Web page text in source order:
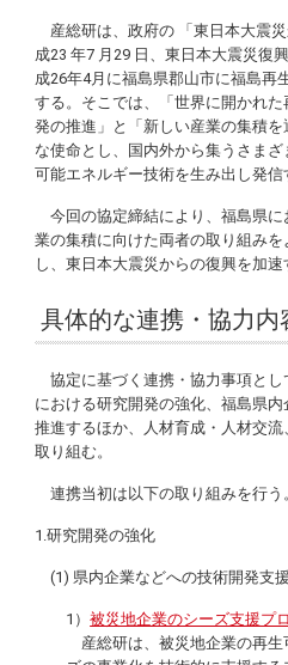
産総研は、政府の 「東日本大震
成23 年7 月29 日、東日本大震災復
成26年4月に福島県郡山市に福島再
する。そこでは、「世界に開かれ
発の推進」と「新しい産業の集積
な使命とし、国内外から集うさま
可能エネルギー技術を生み出し発信
今回の協定締結により、福島県に
業の集積に向けた両者の取り組み
し、東日本大震災からの復興を加速
具体的な連携・協力内
協定に基づく連携・協力事項とし
における研究開発の強化、福島県
推進するほか、人材育成・人材交
取り組む。
連携当初は以下の取り組みを行う
1.研究開発の強化
(1) 県内企業などへの技術開発支援
1）被災地企業のシーズ支援プ
産総研は、被災地企業の再生